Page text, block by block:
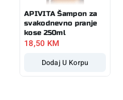
APIVITA Šampon za
svakodnevno pranje
kose 250ml
18,50 KM
Dodaj U Korpu